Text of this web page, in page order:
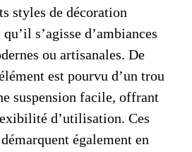
styles de décoration
s’agisse d’ambiances
ou artisanales. De
est pourvu d’un trou
suspension facile, offrant
d’utilisation. Ces
également en